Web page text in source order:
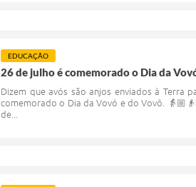
EDUCAÇÃO
26 de julho é comemorado o Dia da
Dizem que avós são anjos enviados à Terra
comemorado o Dia da Vovó e do Vovô.
de...